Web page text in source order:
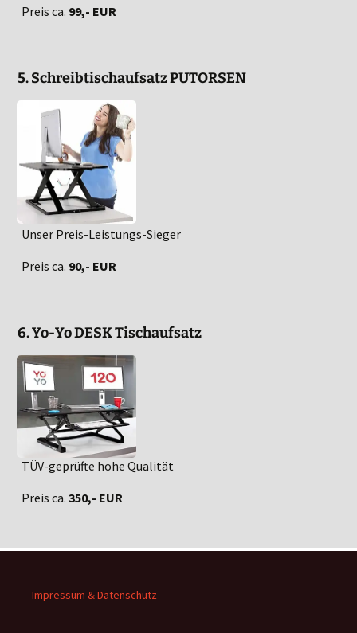
Preis ca. 99,- EUR
5. Schreibtischaufsatz PUTORSEN
Unser Preis-Leistungs-Sieger
Preis ca. 90,- EUR
6. Yo-Yo DESK Tischaufsatz
TÜV-geprüfte hohe Qualität
Preis ca. 350,- EUR
Impressum & Datenschutz